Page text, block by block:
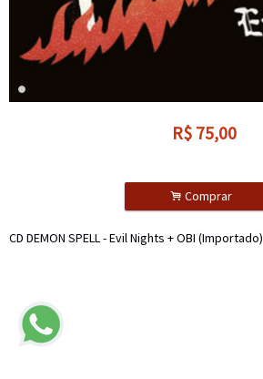
R$ 75,00
. Comprar
CD DEMON SPELL - Evil Nights + OBI (Importado)